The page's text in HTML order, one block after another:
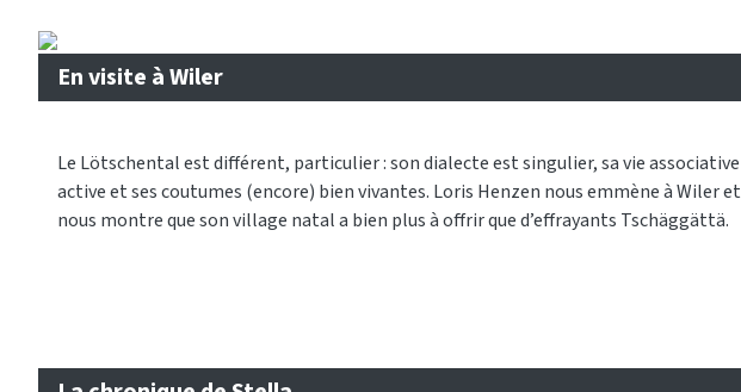
En visite à Wiler
Le Lötschental est différent, particulier : son dialecte est singulier, sa vie associative
active et ses coutumes (encore) bien vivantes. Loris Henzen nous emmène à Wiler et
nous montre que son village natal a bien plus à offrir que d’effrayants Tschäggättä.